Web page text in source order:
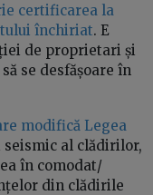
certificarea la
închiriat. E
de proprietari și
se desfășoare în
modifică Legea
al clădirilor,
în comodat/
din clădirile